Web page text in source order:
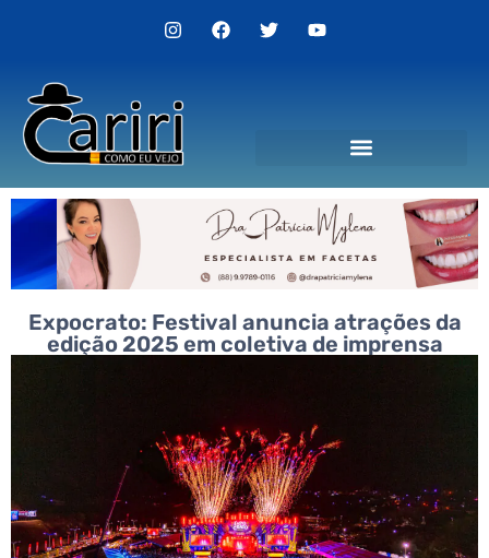
Expocrato: Festival anuncia atrações da
edição 2025 em coletiva de imprensa